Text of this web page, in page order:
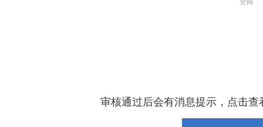
审核通过后会有消息提示，点击